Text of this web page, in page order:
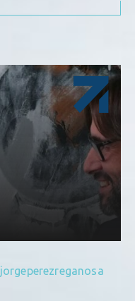
jorgeperezreganosa